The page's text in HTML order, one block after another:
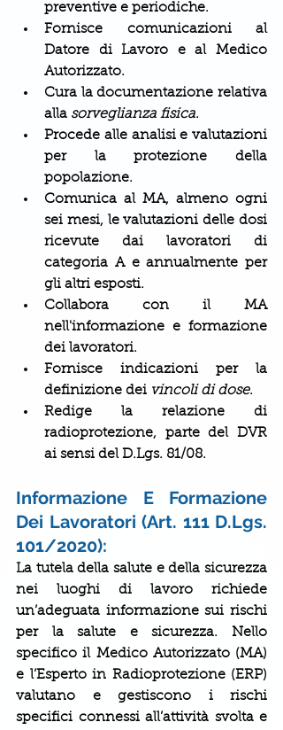
preventive e periodiche.
Fornisce comunicazioni al
Datore di Lavoro e al Medico
Autorizzato.
Cura la documentazione relativa
alla sorveglianza fisica.
Procede alle analisi e valutazioni
per la protezione della
popolazione.
Comunica al MA, almeno ogni
sei mesi, le valutazioni delle dosi
ricevute dai lavoratori di
categoria A e annualmente per
gli altri esposti.
Collabora con il MA
nell'informazione e formazione
dei lavoratori.
Fornisce indicazioni per la
definizione dei vincoli di dose.
Redige la relazione di
radioprotezione, parte del DVR
ai sensi del D.Lgs. 81/08.
Informazione E Formazione
Dei Lavoratori (Art. 111 D.Lgs.
101/2020):
La tutela della salute e della sicurezza
nei luoghi di lavoro richiede
un’adeguata informazione sui rischi
per la salute e sicurezza. Nello
specifico il Medico Autorizzato (MA)
e l’Esperto in Radioprotezione (ERP)
valutano e gestiscono i rischi
specifici connessi all’attività svolta e